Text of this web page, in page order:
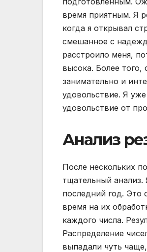
время приятным. Я
когда я открывал
смешанное с
расстроило меня,
высока. Более
занимательно и
удовольствие. Я
удовольствие от
Анализ
После нескольких
тщательный анализ.
последний год. Это
время на их
каждого числа.
Распределение
выпадали чуть